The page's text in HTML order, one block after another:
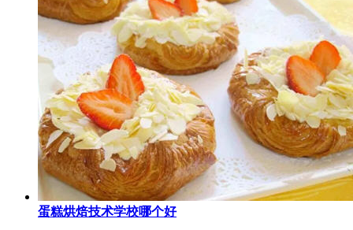
蛋糕烘焙技术学校哪个好